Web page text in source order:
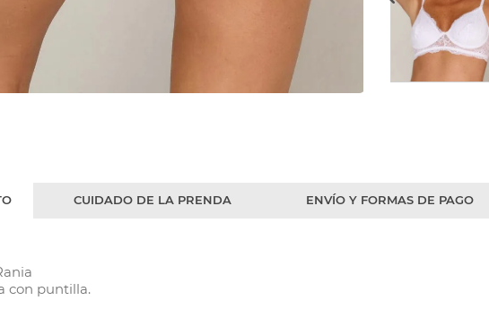
AGREGAR AL CARRITO
CUIDADO DE LA PRENDA ENVÍO Y FORMAS DE PAGO
con puntilla.